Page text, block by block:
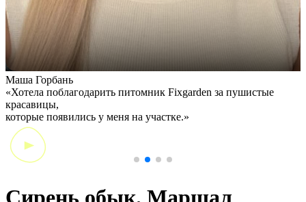
Маша Горбань
«Хотела поблагодарить питомник Fixgarden за пушистые
красавицы,
которые появились у меня на участке.»